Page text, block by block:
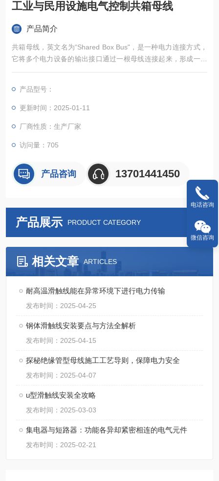
工业与民用设施电气控制共箱母线
产品简介
共箱母线，英文名为“Shared Box Bus"，是一种电力连接方式，
它将多个电力设备的输出接口通过一根母线连接起来，形成一个
电力输入口和多个电力输出口的系统。根据不同的电气传输要求
隔相共箱母线及交直流励磁共箱母线等。
产品型号：
更新时间：2025-01-11
厂商性质：生产厂家
访问量：705
产品咨询 13701441450
产品展示 PRODUCT CATEGORY
相关文章 ARTICLES
耐高温滑触线能在异常环境下进行电力传输
发布时间：2025-04-25
钢体滑触线安装要点与方法全解析​
发布时间：2025-04-15
探秘绝缘管型母线施工工艺导则，保障电力安全
发布时间：2025-04-07
u型滑触线安装全攻略
发布时间：2025-03-03
集电器与短路器：功能各异却紧密相连的电气元件
发布时间：2025-02-21
电话咨询
微信咨询